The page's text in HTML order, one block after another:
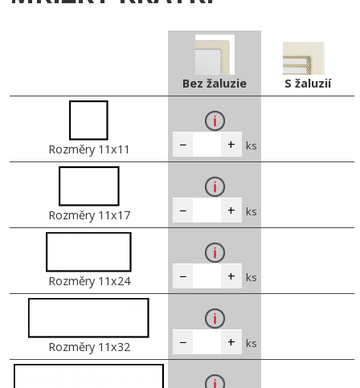
Bez žaluzie S žaluzií
Rozměry 11x11 − + ks
Rozměry 11x17 − + ks
Rozměry 11x24 − + ks
Rozměry 11x32 − + ks